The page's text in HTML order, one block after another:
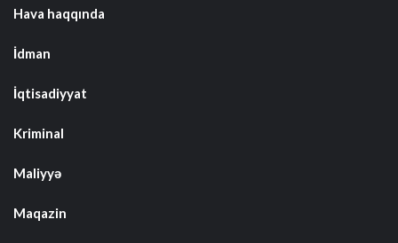
Hava haqqında
İdman
İqtisadiyyat
Kriminal
Maliyyə
Maqazin